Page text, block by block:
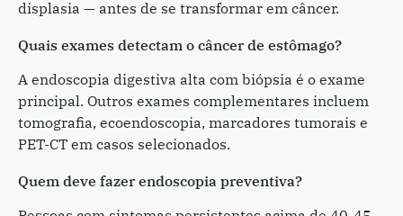
displasia — antes de se transformar em câncer.
Quais exames detectam o câncer de estômago?
A endoscopia digestiva alta com biópsia é o exame
principal. Outros exames complementares incluem
tomografia, ecoendoscopia, marcadores tumorais e
PET-CT em casos selecionados.
Quem deve fazer endoscopia preventiva?